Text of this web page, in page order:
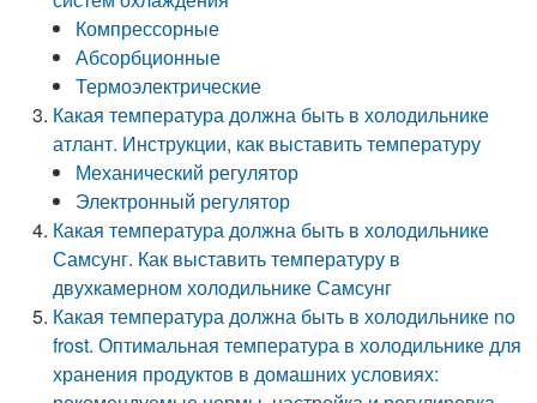
Компрессорные
Абсорбционные
Термоэлектрические
Какая температура должна быть в холодильнике
атлант. Инструкции, как выставить температуру
Механический регулятор
Электронный регулятор
Какая температура должна быть в холодильнике
Самсунг. Как выставить температуру в
двухкамерном холодильнике Самсунг
Какая температура должна быть в холодильнике no
frost. Оптимальная температура в холодильнике для
хранения продуктов в домашних условиях: